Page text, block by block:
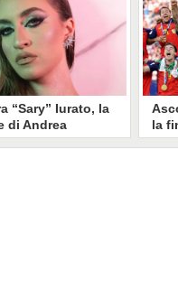
“Sary” Iurato, la
di Andrea
Temptation
la